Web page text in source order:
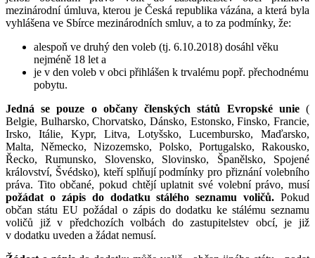
mezinárodní úmluva, kterou je Česká republika vázána, a která byla
vyhlášena ve Sbírce mezinárodních smluv, a to za podmínky, že:
alespoň ve druhý den voleb (tj. 6.10.2018) dosáhl věku
nejméně 18 let a
je v den voleb v obci přihlášen k trvalému popř. přechodnému
pobytu.
Jedná se pouze o občany členských států Evropské unie(
Belgie, Bulharsko, Chorvatsko, Dánsko, Estonsko, Finsko, Francie,
Irsko, Itálie, Kypr, Litva, Lotyšsko, Lucembursko, Maďarsko,
Malta, Německo, Nizozemsko, Polsko, Portugalsko, Rakousko,
Řecko, Rumunsko, Slovensko, Slovinsko, Španělsko, Spojené
království, Švédsko), kteří splňují podmínky pro přiznání volebního
práva. Tito občané, pokud chtějí uplatnit své volební právo, musí
požádat o zápis do dodatku stálého seznamu voličů. Pokud
občan státu EU požádal o zápis do dodatku ke stálému seznamu
voličů již v předchozích volbách do zastupitelstev obcí, je již
v dodatku uveden a žádat nemusí.